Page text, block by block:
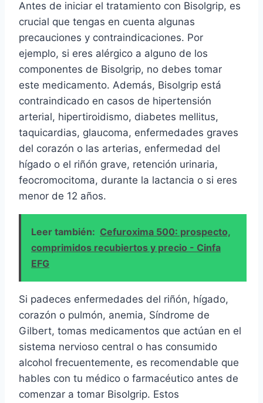
Antes de iniciar el tratamiento con Bisolgrip, es
crucial que tengas en cuenta algunas
precauciones y contraindicaciones. Por
ejemplo, si eres alérgico a alguno de los
componentes de Bisolgrip, no debes tomar
este medicamento. Además, Bisolgrip está
contraindicado en casos de hipertensión
arterial, hipertiroidismo, diabetes mellitus,
taquicardias, glaucoma, enfermedades graves
del corazón o las arterias, enfermedad del
hígado o el riñón grave, retención urinaria,
feocromocitoma, durante la lactancia o si eres
menor de 12 años.
Leer también: Cefuroxima 500: prospecto,
comprimidos recubiertos y precio - Cinfa
EFG
Si padeces enfermedades del riñón, hígado,
corazón o pulmón, anemia, Síndrome de
Gilbert, tomas medicamentos que actúan en el
sistema nervioso central o has consumido
alcohol frecuentemente, es recomendable que
hables con tu médico o farmacéutico antes de
comenzar a tomar Bisolgrip. Estos